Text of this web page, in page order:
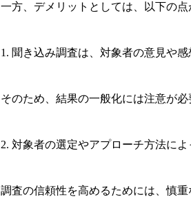
一方、デメリットとしては、以下の点
1. 聞き込み調査は、対象者の意見や
そのため、結果の一般化には注意が必
2. 対象者の選定やアプローチ方法に
調査の信頼性を高めるためには、慎重